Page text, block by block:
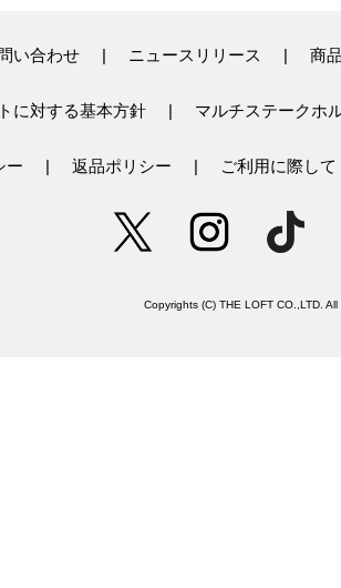
い合わせ ニュースリリース 商
に対する基本方針 マルチステークホ
ー 返品ポリシー ご利用に際して
Copyrights (C) THE LOFT CO.,LTD. All